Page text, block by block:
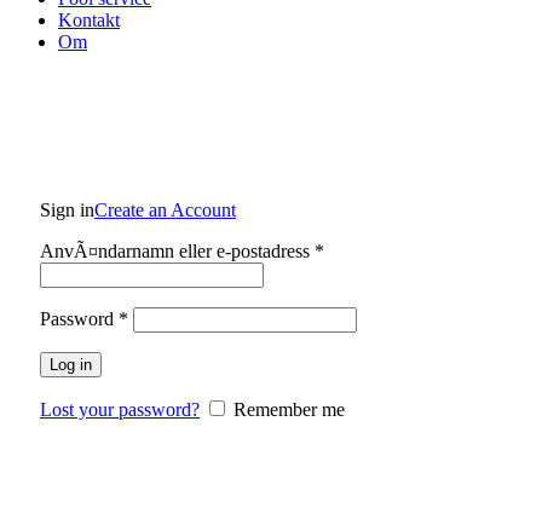
Kontakt
Om
Sign inCreate an Account
AnvÃ¤ndarnamn eller e-postadress *
Password *
Log in
Lost your password? Remember me